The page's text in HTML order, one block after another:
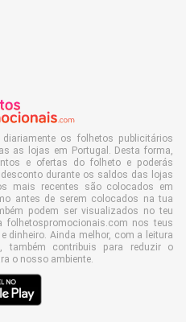
os folhetos publicitários
as lojas em Portugal. Desta forma,
e ofertas do folheto e poderás
durante os saldos das lojas
mais recentes são colocados em
antes de serem colocados na tua
podem ser visualizados no teu
nos teus
dinheiro. Ainda melhor, com a leitura
também contribuis para reduzir o
o nosso ambiente.